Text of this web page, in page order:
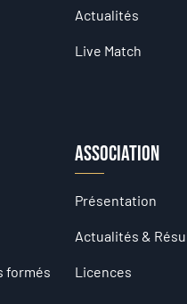
Actualités
Live Match
formés
Association
Présentation
Actualités &
Licences